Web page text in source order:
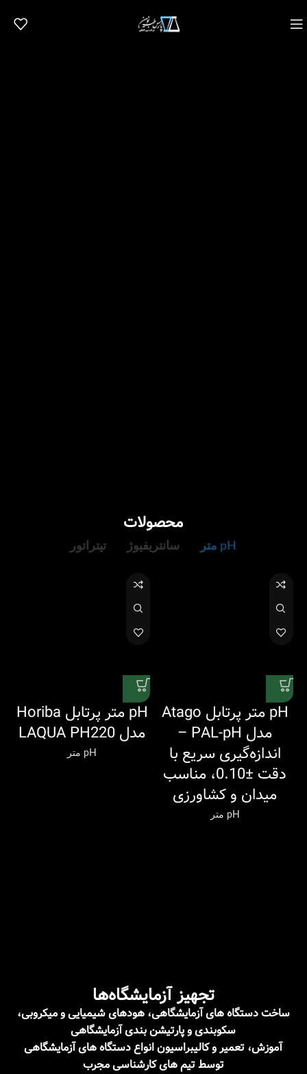
محصولات
pH متر سانتریفیوژ تیتراتور
pH متر پرتابل Atago
مدل PAL-pH –
اندازه‌گیری سریع با
دقت ±0.10، مناسب
میدان و کشاورزی
pH متر
pH متر پرتابل Horiba
مدل LAQUA PH220
pH متر
تجهیز آزمایشگاه‌ها
ساخت دستگاه های آزمایشگاهی، هودهای شیمیایی و میکروبی،
سکوبندی و پارتیشن بندی آزمایشگاهی
آموزش، تعمیر و کالیبراسیون انواع دستگاه های آزمایشگاهی
توسط تیم های کارشناسی مجرب